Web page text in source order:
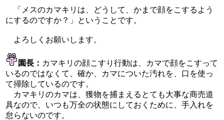
「メスのカマキリは、どうして、かまで顔をこするよう
にするのですか？」ということです。
よろしくお願いします。
園長： カマキリの顔こすり行動は、カマで顔をこすって
いるのではなくて、確か、カマについた汚れを、口を使っ
て掃除しているのです。
カマキリのカマは、獲物を捕まえるとても大事な商売道
具なので、いつも万全の状態にしておくために、手入れを
怠らないのです。